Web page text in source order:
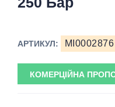
АРТИКУЛ: MI0002876
КОМЕРЦІЙНА